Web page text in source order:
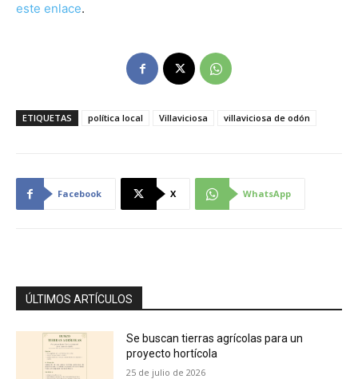
este enlace.
ETIQUETAS política local Villaviciosa villaviciosa de odón
Facebook X WhatsApp
ÚLTIMOS ARTÍCULOS
Se buscan tierras agrícolas para un
proyecto hortícola
25 de julio de 2026